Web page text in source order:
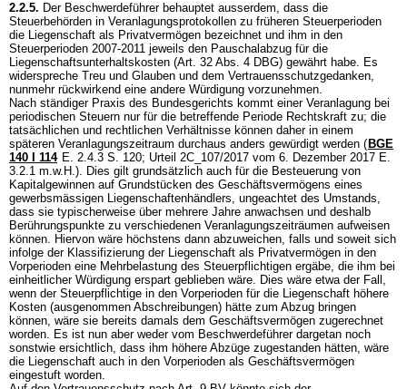
2.2.5. Der Beschwerdeführer behauptet ausserdem, dass die
Steuerbehörden in Veranlagungsprotokollen zu früheren Steuerperioden
die Liegenschaft als Privatvermögen bezeichnet und ihm in den
Steuerperioden 2007-2011 jeweils den Pauschalabzug für die
Liegenschaftsunterhaltskosten (Art. 32 Abs. 4 DBG) gewährt habe. Es
widerspreche Treu und Glauben und dem Vertrauensschutzgedanken,
nunmehr rückwirkend eine andere Würdigung vorzunehmen.
Nach ständiger Praxis des Bundesgerichts kommt einer Veranlagung bei
periodischen Steuern nur für die betreffende Periode Rechtskraft zu; die
tatsächlichen und rechtlichen Verhältnisse können daher in einem
späteren Veranlagungszeitraum durchaus anders gewürdigt werden ( BGE
140 I 114 E. 2.4.3 S. 120; Urteil 2C_107/2017 vom 6. Dezember 2017 E.
3.2.1 m.w.H.). Dies gilt grundsätzlich auch für die Besteuerung von
Kapitalgewinnen auf Grundstücken des Geschäftsvermögens eines
gewerbsmässigen Liegenschaftenhändlers, ungeachtet des Umstands,
dass sie typischerweise über mehrere Jahre anwachsen und deshalb
Berührungspunkte zu verschiedenen Veranlagungszeiträumen aufweisen
können. Hiervon wäre höchstens dann abzuweichen, falls und soweit sich
infolge der Klassifizierung der Liegenschaft als Privatvermögen in den
Vorperioden eine Mehrbelastung des Steuerpflichtigen ergäbe, die ihm bei
einheitlicher Würdigung erspart geblieben wäre. Dies wäre etwa der Fall,
wenn der Steuerpflichtige in den Vorperioden für die Liegenschaft höhere
Kosten (ausgenommen Abschreibungen) hätte zum Abzug bringen
können, wäre sie bereits damals dem Geschäftsvermögen zugerechnet
worden. Es ist nun aber weder vom Beschwerdeführer dargetan noch
sonstwie ersichtlich, dass ihm höhere Abzüge zugestanden hätten, wäre
die Liegenschaft auch in den Vorperioden als Geschäftsvermögen
eingestuft worden.